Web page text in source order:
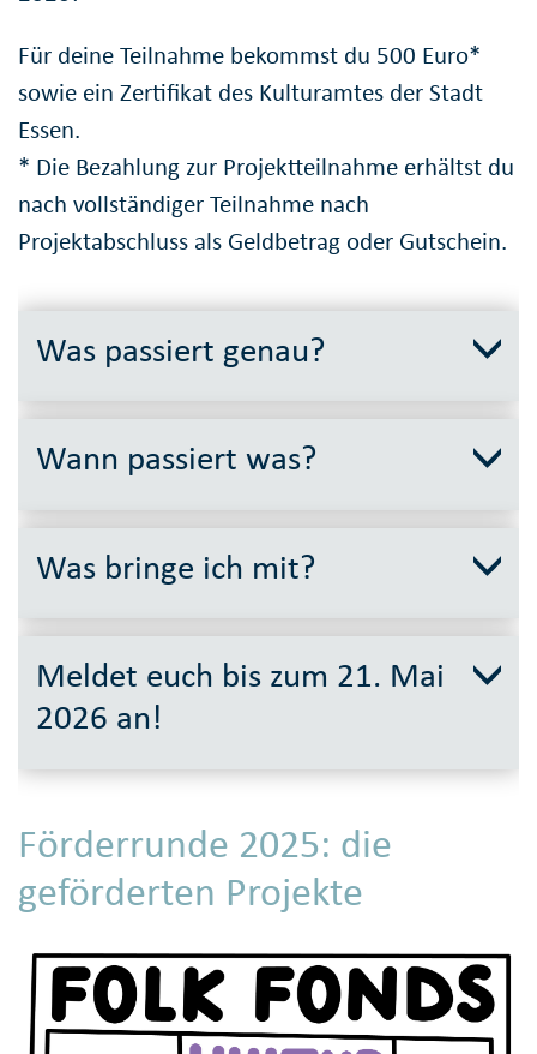
Für deine Teilnahme bekommst du 500 Euro*
sowie ein Zertifikat des Kulturamtes der Stadt
Essen.
* Die Bezahlung zur Projektteilnahme erhältst du
nach vollständiger Teilnahme nach
Projektabschluss als Geldbetrag oder Gutschein.
Was passiert genau?
Wann passiert was?
Was bringe ich mit?
Meldet euch bis zum 21. Mai
2026 an!
Förderrunde 2025: die
geförderten Projekte